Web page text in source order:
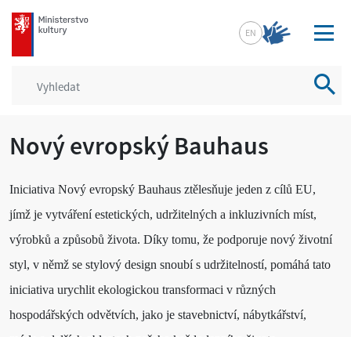
mkcr.cz
EN
Nový evropský Bauhaus
Iniciativa Nový evropský Bauhaus ztělesňuje jeden z cílů EU,
jímž je vytváření estetických, udržitelných a inkluzivních míst,
výrobků a způsobů života. Díky tomu, že podporuje nový životní
styl, v němž se stylový design snoubí s udržitelností, pomáhá tato
iniciativa urychlit ekologickou transformaci v různých
hospodářských odvětvích, jako je stavebnictví, nábytkářství,